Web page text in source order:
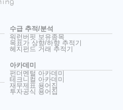
수급 추적/분석
워런버핏 보유종목
목표가 상향/하향 추적기
헤지펀드 거래 추적기
아카데미
펀더멘털 아카데미
테크니컬 아카데미
재무제표 용어집
투자공식 용어집